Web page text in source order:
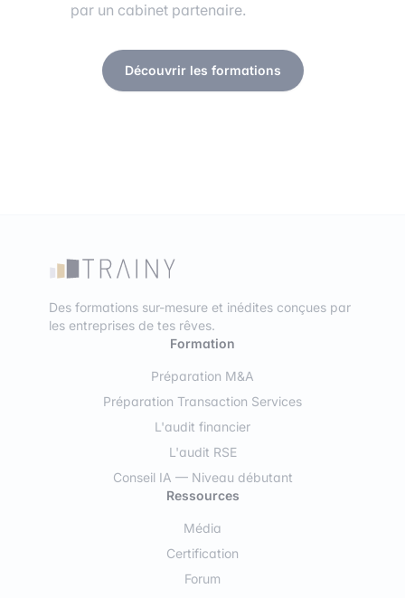
par un cabinet partenaire.
Découvrir les formations
Des formations sur-mesure et inédites conçues par
les entreprises de tes rêves.
Formation
Préparation M&A
Préparation Transaction Services
L'audit financier
L'audit RSE
Conseil IA — Niveau débutant
Ressources
Média
Certification
Forum